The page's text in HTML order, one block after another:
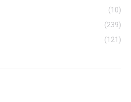
(10)
(239)
(121)